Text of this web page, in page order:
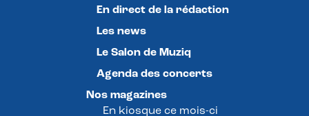
En direct de la rédaction
Les news
Le Salon de Muziq
Agenda des concerts
Nos magazines
En kiosque ce mois-ci